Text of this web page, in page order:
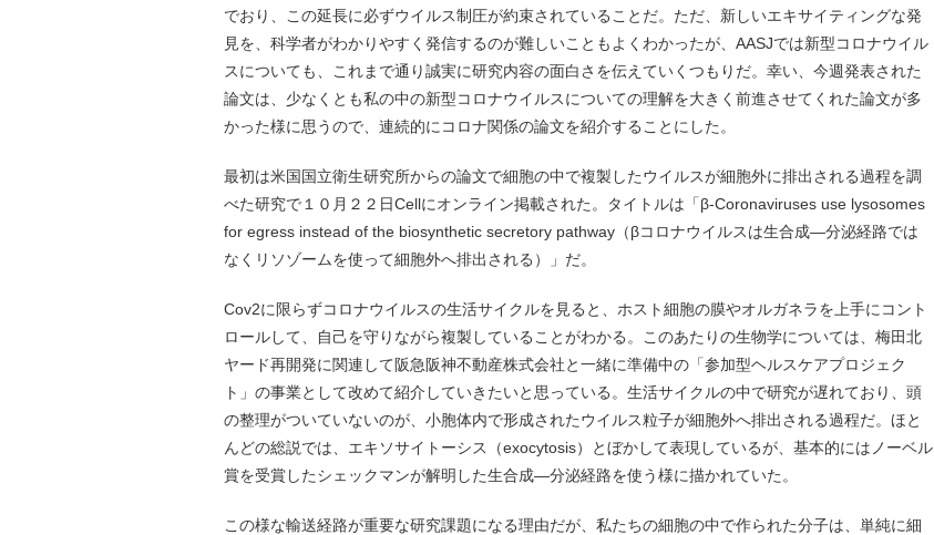
でおり、この延長に必ずウイルス制圧が約束されていることだ。ただ、新しいエキサイティングな発
見を、科学者がわかりやすく発信するのが難しいこともよくわかったが、AASJでは新型コロナウイル
スについても、これまで通り誠実に研究内容の面白さを伝えていくつもりだ。幸い、今週発表された
論文は、少なくとも私の中の新型コロナウイルスについての理解を大きく前進させてくれた論文が多
かった様に思うので、連続的にコロナ関係の論文を紹介することにした。
最初は米国国立衛生研究所からの論文で細胞の中で複製したウイルスが細胞外に排出される過程を調
べた研究で１０月２２日Cellにオンライン掲載された。タイトルは「β-Coronaviruses use lysosomes
for egress instead of the biosynthetic secretory pathway（βコロナウイルスは生合成―分泌経路では
なくリソゾームを使って細胞外へ排出される）」だ。
Cov2に限らずコロナウイルスの生活サイクルを見ると、ホスト細胞の膜やオルガネラを上手にコント
ロールして、自己を守りながら複製していることがわかる。このあたりの生物学については、梅田北
ヤード再開発に関連して阪急阪神不動産株式会社と一緒に準備中の「参加型ヘルスケアプロジェク
ト」の事業として改めて紹介していきたいと思っている。生活サイクルの中で研究が遅れており、頭
の整理がついていないのが、小胞体内で形成されたウイルス粒子が細胞外へ排出される過程だ。ほと
んどの総説では、エキソサイトーシス（exocytosis）とぼかして表現しているが、基本的にはノーベル
賞を受賞したシェックマンが解明した生合成―分泌経路を使う様に描かれていた。
この様な輸送経路が重要な研究課題になる理由だが、私たちの細胞の中で作られた分子は、単純に細